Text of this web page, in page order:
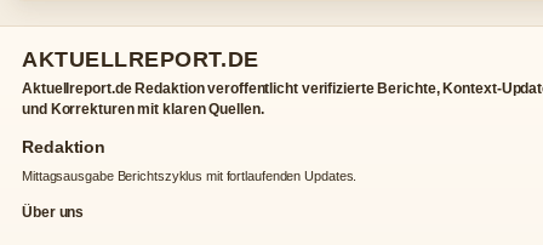
AKTUELLREPORT.DE
Aktuellreport.de Redaktion veroffentlicht verifizierte Berichte, Kontext-
und Korrekturen mit klaren Quellen.
Redaktion
Mittagsausgabe Berichtszyklus mit fortlaufenden Updates.
Über uns